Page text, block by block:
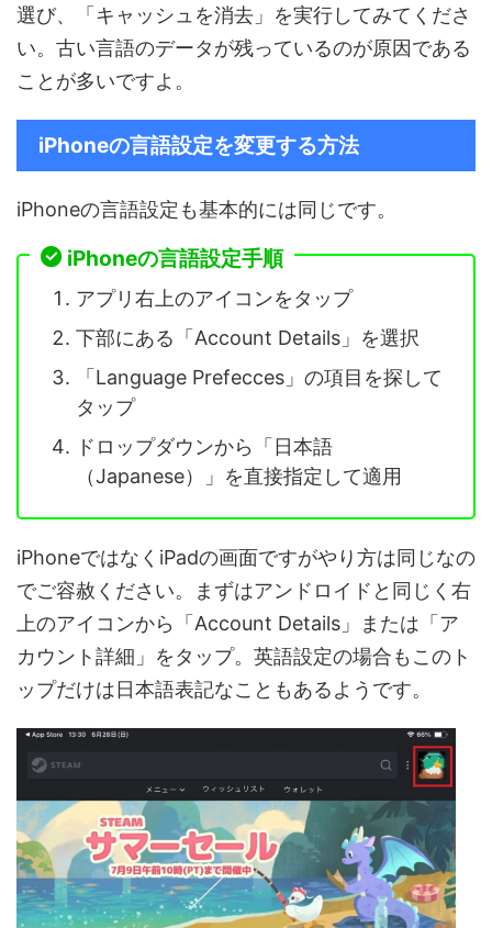
選び、「キャッシュを消去」を実行してみてくださ
い。古い言語のデータが残っているのが原因である
ことが多いですよ。
iPhoneの言語設定を変更する方法
iPhoneの言語設定も基本的には同じです。
iPhoneの言語設定手順
アプリ右上のアイコンをタップ
下部にある「Account Details」を選択
「Language Prefecces」の項目を探して
タップ
ドロップダウンから「日本語
（Japanese）」を直接指定して適用
iPhoneではなくiPadの画面ですがやり方は同じなの
でご容赦ください。まずはアンドロイドと同じく右
上のアイコンから「Account Details」または「ア
カウント詳細」をタップ。英語設定の場合もこのト
ップだけは日本語表記なこともあるようです。